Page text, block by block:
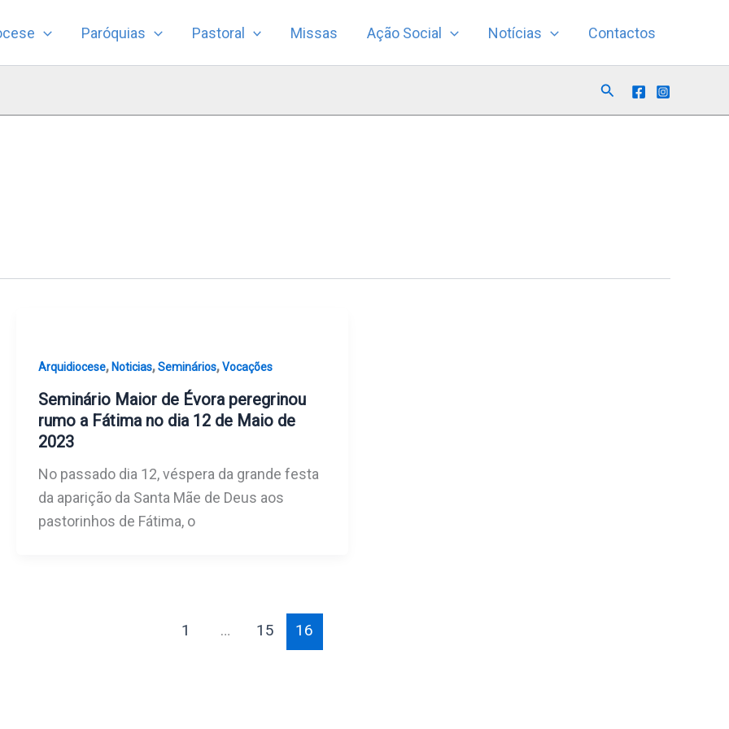
Paróquias Pastoral Missas Ação Social Notícias Contactos
Search
Arquidiocese, Noticias,Seminários,Vocações
Seminário Maior de Évora peregrinou
rumo a Fátima no dia 12 de Maio de
2023
No passado dia 12, véspera da grande festa
da aparição da Santa Mãe de Deus aos
pastorinhos de Fátima, o
1 … 15 16